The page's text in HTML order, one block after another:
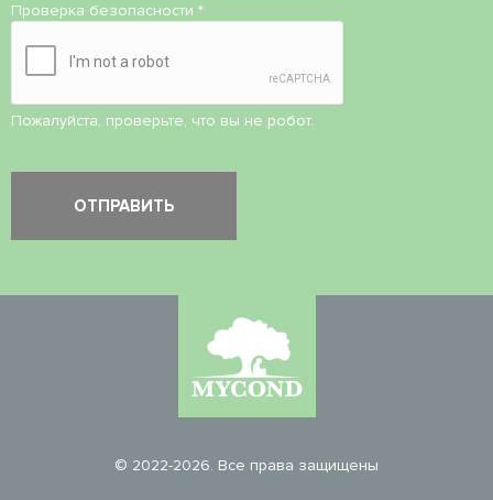
Проверка безопасности *
Пожалуйста, проверьте, что вы не робот.
© 2022-2026. Все права защищены